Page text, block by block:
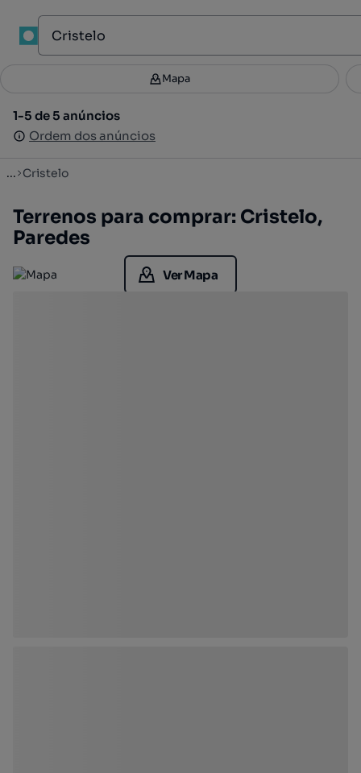
Filtros 2
1-5 de 5 anúncios
Ordem dos anúncios
Mapa
1-5 de 5 anúncios
Ordem dos anúncios
... Cristelo
Terrenos para comprar: Cristelo,
Paredes
Ver Mapa